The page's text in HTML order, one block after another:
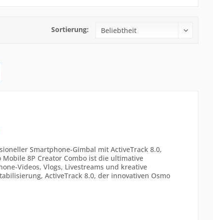
Sortierung:
Smartphone-Gimbal mit ActiveTrack 8.0,
Mobile 8P Creator Combo ist die ultimative
Videos, Vlogs, Livestreams und kreative
ActiveTrack 8.0, der innovativen Osmo